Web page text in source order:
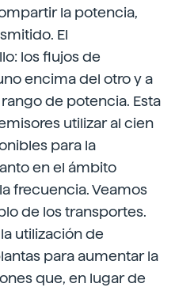
la potencia,
El
los flujos de
encima del otro y a
de potencia. Esta
utilizar al cien
para la
en el ámbito
frecuencia. Veamos
de los transportes.
utilización de
para aumentar la
que, en lugar de